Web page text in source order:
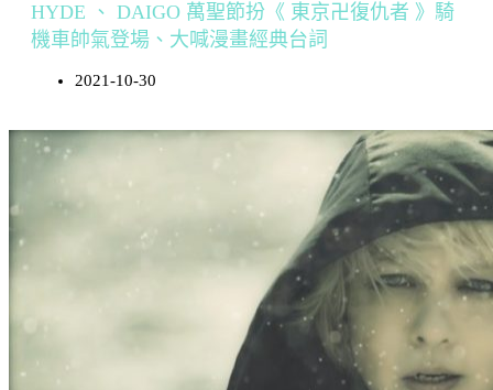
HYDE 、 DAIGO 萬聖節扮《 東京卍復仇者 》騎
機車帥氣登場、大喊漫畫經典台詞
2021-10-30